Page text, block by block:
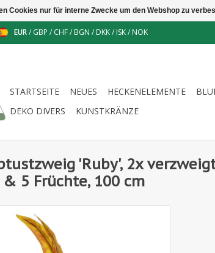
EUR/ GBP / CHF/ BGN / DKK/ ISK/ NOK
STARTSEITE NEUES HECKENELEMENTE
DEKO DIVERS
KUNSTKRÄNZE
'Ruby', 2x
5 Früchte, 100 cm
Cookies nur für interne Zwecke um den Webshop zu